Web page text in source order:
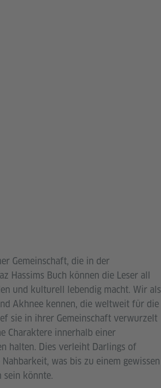
Gemeinschaft, die in der
Hassims Buch können die Leser all
und kulturell lebendig macht. Wir als
Akhnee kennen, die weltweit für die
sie in ihrer Gemeinschaft verwurzelt
Charaktere innerhalb einer
halten. Dies verleiht Darlings of
was bis zu einem gewissen
sein könnte.